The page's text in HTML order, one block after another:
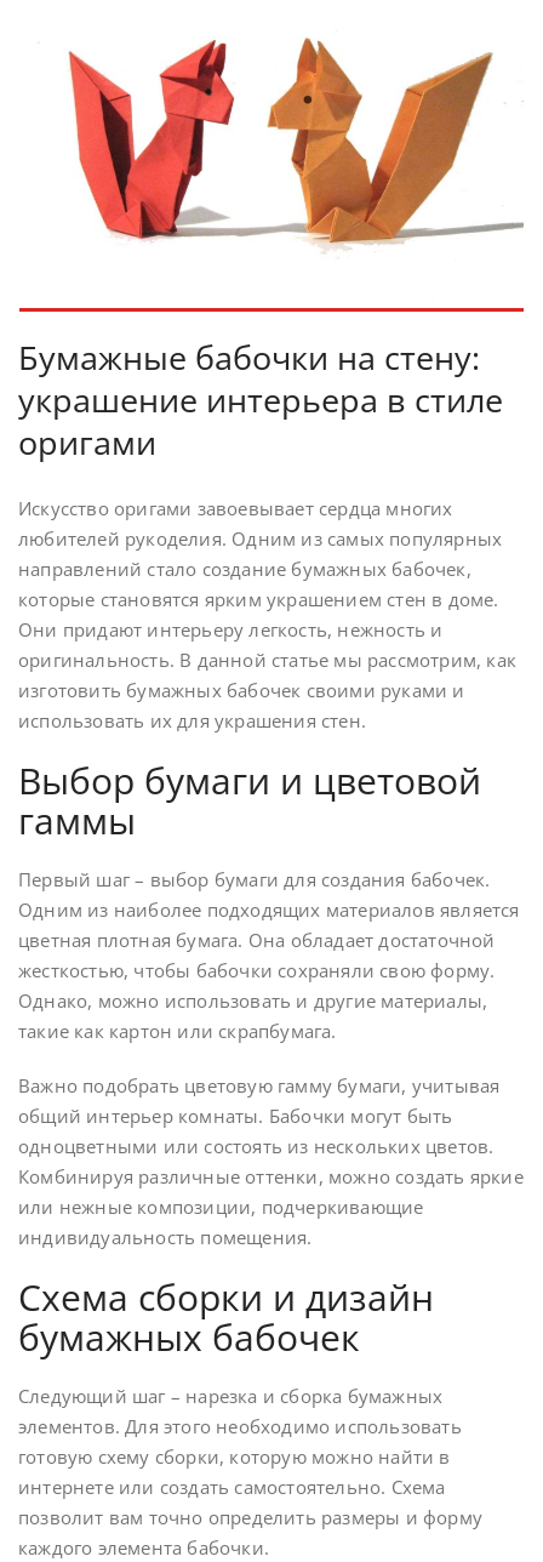
Бумажные бабочки на стену:
украшение интерьера в стиле
оригами
Искусство оригами завоевывает сердца многих
любителей рукоделия. Одним из самых популярных
направлений стало создание бумажных бабочек,
которые становятся ярким украшением стен в доме.
Они придают интерьеру легкость, нежность и
оригинальность. В данной статье мы рассмотрим, как
изготовить бумажных бабочек своими руками и
использовать их для украшения стен.
Выбор бумаги и цветовой
гаммы
Первый шаг – выбор бумаги для создания бабочек.
Одним из наиболее подходящих материалов является
цветная плотная бумага. Она обладает достаточной
жесткостью, чтобы бабочки сохраняли свою форму.
Однако, можно использовать и другие материалы,
такие как картон или скрапбумага.
Важно подобрать цветовую гамму бумаги, учитывая
общий интерьер комнаты. Бабочки могут быть
одноцветными или состоять из нескольких цветов.
Комбинируя различные оттенки, можно создать яркие
или нежные композиции, подчеркивающие
индивидуальность помещения.
Схема сборки и дизайн
бумажных бабочек
Следующий шаг – нарезка и сборка бумажных
элементов. Для этого необходимо использовать
готовую схему сборки, которую можно найти в
интернете или создать самостоятельно. Схема
позволит вам точно определить размеры и форму
каждого элемента бабочки.